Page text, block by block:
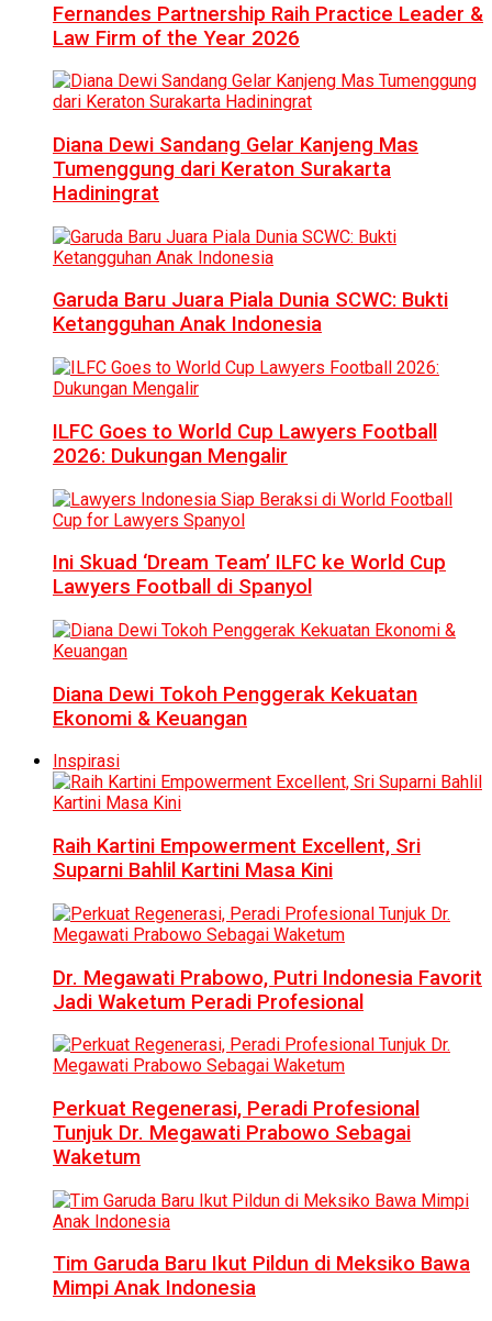
Fernandes Partnership Raih Practice Leader &
Law Firm of the Year 2026
Diana Dewi Sandang Gelar Kanjeng Mas
Tumenggung dari Keraton Surakarta
Hadiningrat
Garuda Baru Juara Piala Dunia SCWC: Bukti
Ketangguhan Anak Indonesia
ILFC Goes to World Cup Lawyers Football
2026: Dukungan Mengalir
Ini Skuad ‘Dream Team’ ILFC ke World Cup
Lawyers Football di Spanyol
Diana Dewi Tokoh Penggerak Kekuatan
Ekonomi & Keuangan
Inspirasi
Raih Kartini Empowerment Excellent, Sri
Suparni Bahlil Kartini Masa Kini
Dr. Megawati Prabowo, Putri Indonesia Favorit
Jadi Waketum Peradi Profesional
Perkuat Regenerasi, Peradi Profesional
Tunjuk Dr. Megawati Prabowo Sebagai
Waketum
Tim Garuda Baru Ikut Pildun di Meksiko Bawa
Mimpi Anak Indonesia